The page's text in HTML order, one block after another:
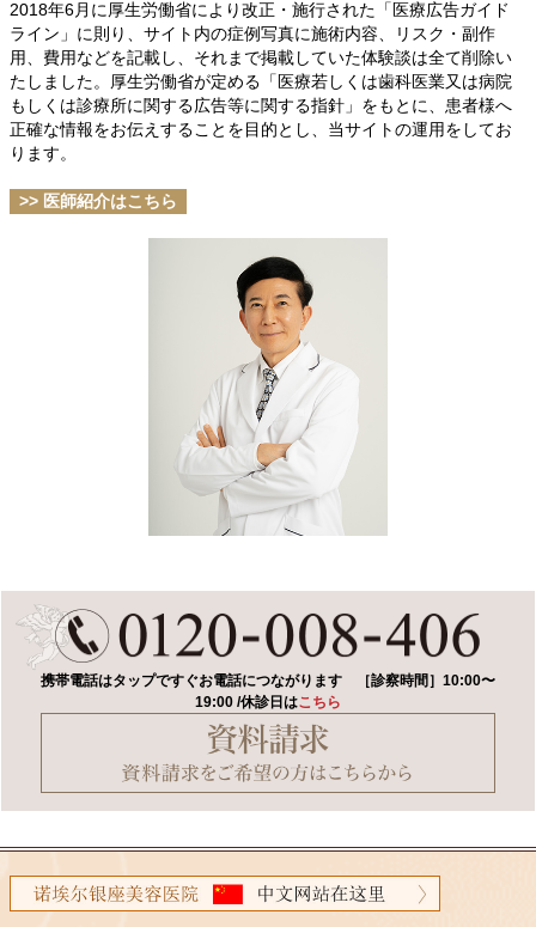
2018年6月に厚生労働省により改正・施行された「医療広告ガイド
ライン」に則り、サイト内の症例写真に施術内容、リスク・副作
用、費用などを記載し、それまで掲載していた体験談は全て削除い
たしました。厚生労働省が定める「医療若しくは歯科医業又は病院
もしくは診療所に関する広告等に関する指針」をもとに、患者様へ
正確な情報をお伝えすることを目的とし、当サイトの運用をしてお
ります。
>> 医師紹介はこちら
携帯電話はタップですぐお電話につながります
［診察時間］10:00〜
19:00 /休診日はこちら